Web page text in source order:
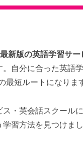
新版の英語学習サー
。自分に合った英語
最短ルートになりま
・英会話スクール
習方法を見つけま